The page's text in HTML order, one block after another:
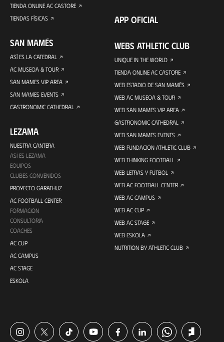
TIENDA ONLINE AC CASTORE
TIENDAS FÍSICAS
SAN MAMÉS
ASÍ ES LA CATEDRAL
AC MUSEOA & TOUR
SAN MAMES VIP AREA
SAN MAMES EVENTS
GASTRONOMIC CATHEDRAL
LEZAMA
NUESTRA CANTERA
ASÍ ES LEZAMA
EQUIPOS
CLUBES CONVENIDOS
PROYECTO GARATHUZ
AC FOOTBALL CENTER
FORMACIÓN
CONSULTORÍA
COACHES
AC CUP
AC CAMPUS
AC STAGE
ESKOLA
APP OFICIAL
WEBS ATHLETIC CLUB
UNIQUE IN THE WORLD
TIENDA ONLINE AC CASTORE
WEB ESTADIO DE SAN MAMÉS
WEB AC MUSEOA & TOUR
WEB SAN MAMES VIP AREA
GASTRONOMIC CATHEDRAL
WEB SAN MAMES EVENTS
WEB FUNDACIÓN ATHLETIC CLUB
WEB THINKING FOOTBALL
WEB LETRAS Y FÚTBOL
WEB AC FOOTBALL CENTER
WEB AC CAMPUS
WEB AC CUP
WEB AC STAGE
WEB ESKOLA
NUTRITION BY ATHLETIC CLUB